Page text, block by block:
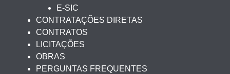
E-SIC
CONTRATAÇÕES DIRETAS
CONTRATOS
LICITAÇÕES
OBRAS
PERGUNTAS FREQUENTES